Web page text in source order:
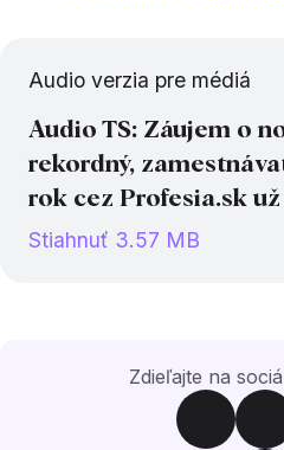
Audio verzia pre médiá
Audio TS: Záujem o
rekordný,
rok cez Profesia.sk
Stiahnuť 3.57 MB
Zdieľajte na